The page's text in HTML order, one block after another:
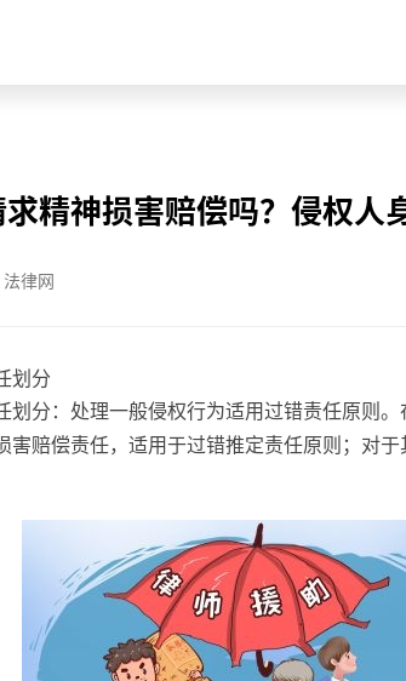
精神损害赔偿吗？侵权人
律网
划分
划分：处理一般侵权行为适用过错责任原则
害赔偿责任，适用于过错推定责任原则；对